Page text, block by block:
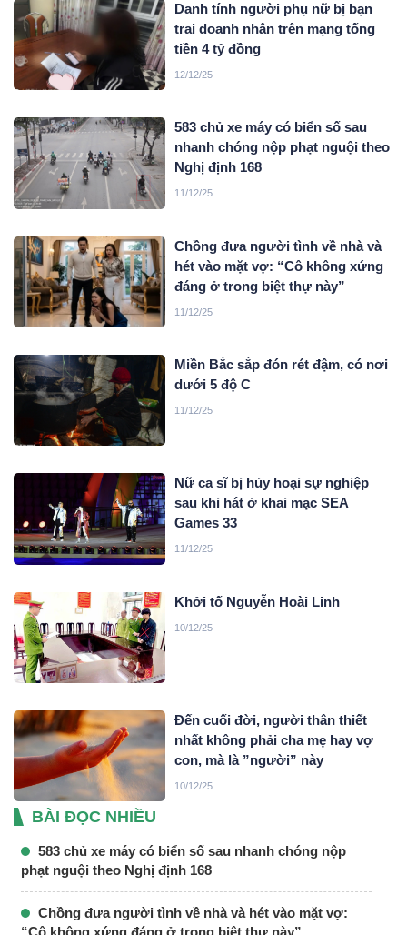
Danh tính người phụ nữ bị bạn
trai doanh nhân trên mạng tống
tiền 4 tỷ đồng
12/12/25
583 chủ xe máy có biển số sau
nhanh chóng nộp phạt nguội theo
Nghị định 168
11/12/25
Chồng đưa người tình về nhà và
hét vào mặt vợ: “Cô không xứng
đáng ở trong biệt thự này”
11/12/25
Miền Bắc sắp đón rét đậm, có nơi
dưới 5 độ C
11/12/25
Nữ ca sĩ bị hủy hoại sự nghiệp
sau khi hát ở khai mạc SEA
Games 33
11/12/25
Khởi tố Nguyễn Hoài Linh
10/12/25
Đến cuối đời, người thân thiết
nhất không phải cha mẹ hay vợ
con, mà là ”người” này
10/12/25
BÀI ĐỌC NHIỀU
583 chủ xe máy có biển số sau nhanh chóng nộp
phạt nguội theo Nghị định 168
Chồng đưa người tình về nhà và hét vào mặt vợ: